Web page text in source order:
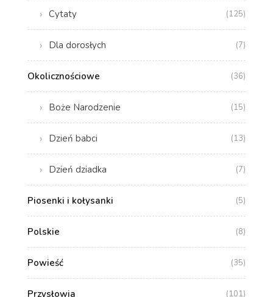
Cytaty (125)
Dla dorosłych (7)
Okolicznościowe (36)
Boże Narodzenie (15)
Dzień babci (13)
Dzień dziadka (7)
Piosenki i kołysanki (5)
Polskie (8)
Powieść (35)
Przysłowia (101)